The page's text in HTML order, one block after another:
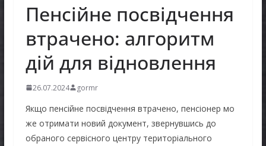
Пенсійне посвідчення
втрачено: алгоритм
дій для відновлення
26.07.2024 gormr
Якщо пенсійне посвідчення втрачено, пенсіонер мо
же отримати новий документ, звернувшись до
обраного сервісного центру територіального